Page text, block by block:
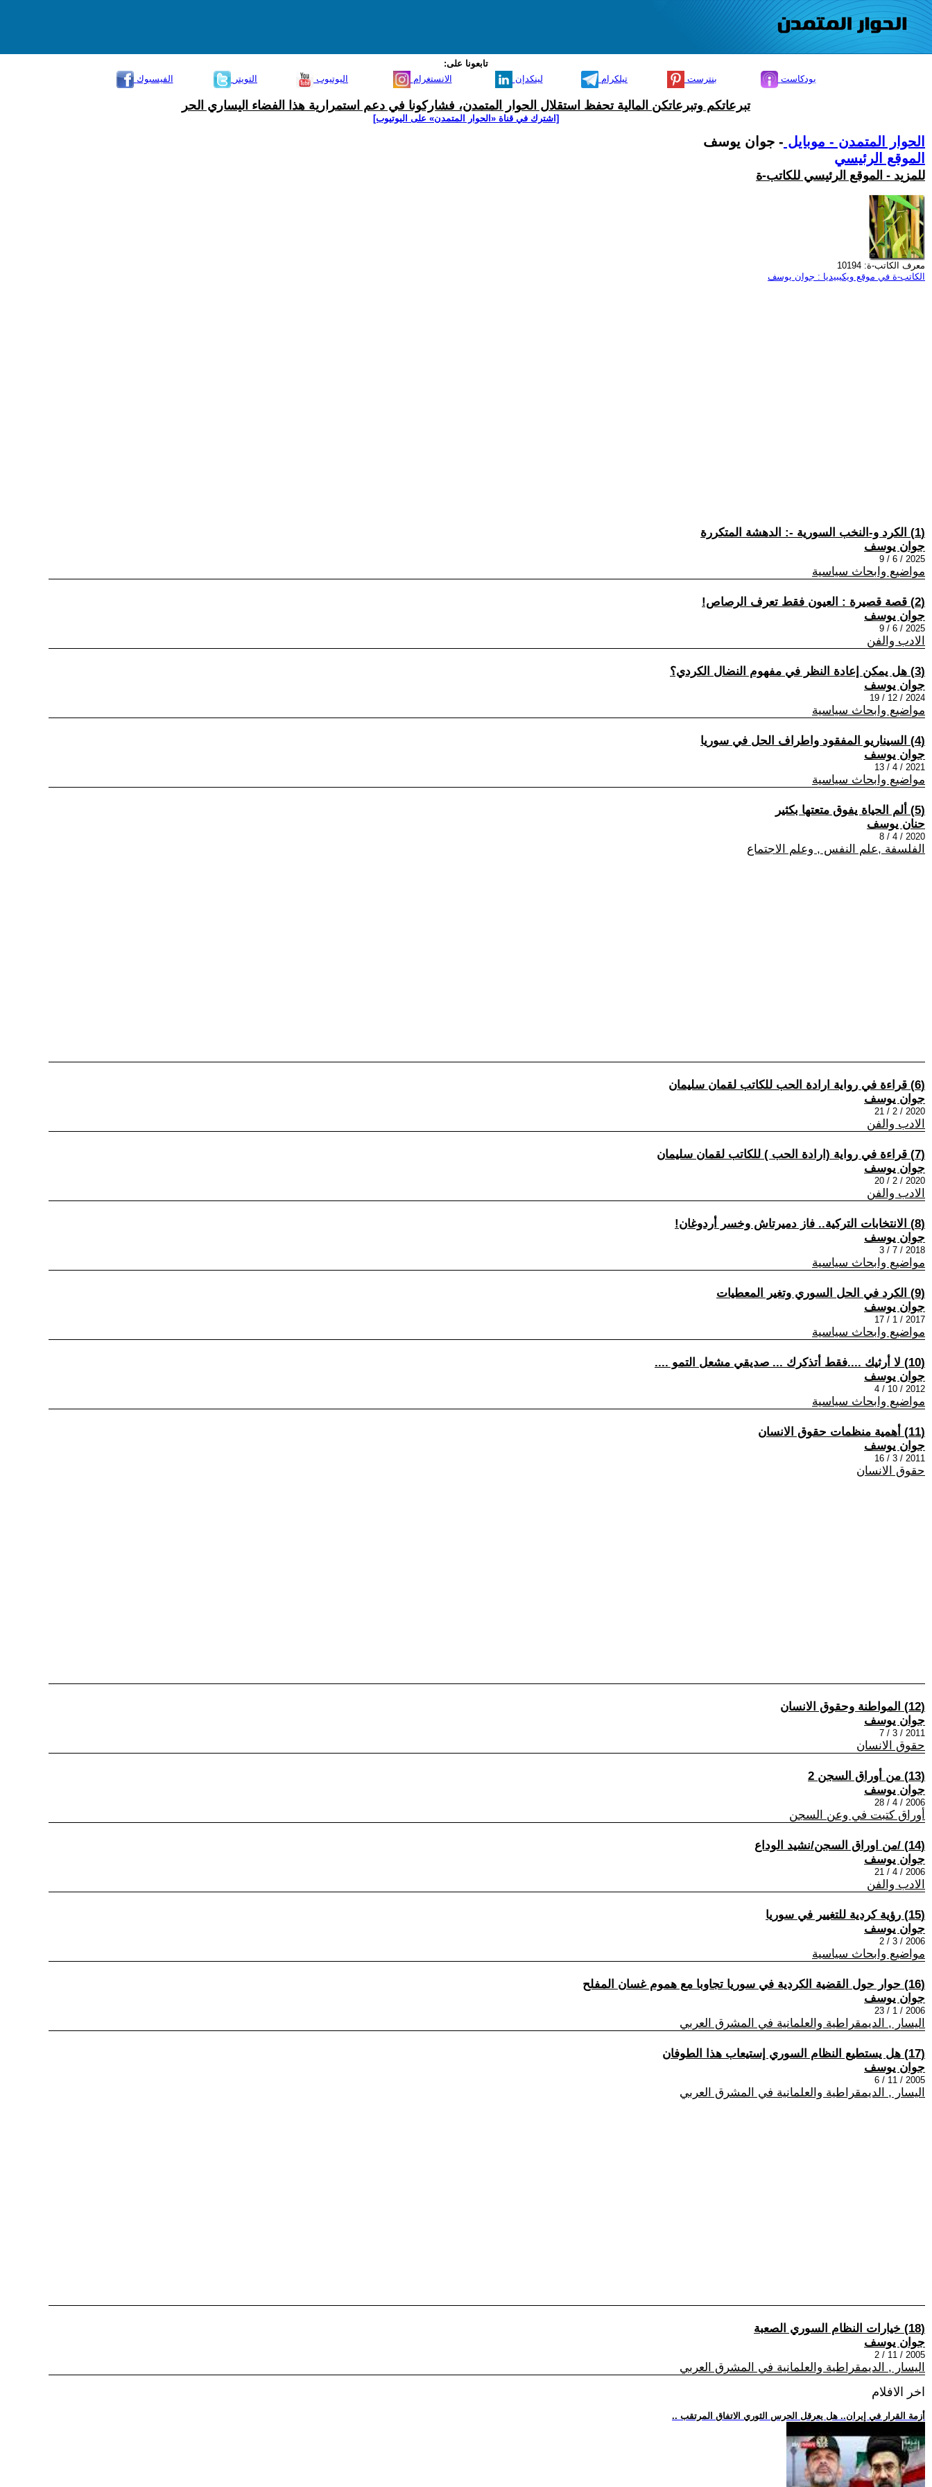
تابعونا على:
الفيسبوك
التويتر اليوتيوب الانستغرام لينكدإن تيلكرام بنترست بودكاست
تبرعاتكم وتبرعاتكن المالية تحفظ استقلال الحوار المتمدن، فشاركونا في دعم استمرارية هذا الفضاء اليساري الحر
[اشترك في قناة ‫«الحوار المتمدن» على اليوتيوب]
الحوار المتمدن - موبايل - جوان يوسف
الموقع الرئيسي
للمزيد - الموقع الرئيسي للكاتب-ة
معرف الكاتب-ة: 10194
الكاتب-ة في موقع ويكيبيديا : جوان يوسف
(1) الكرد و-النخب السورية -: الدهشة المتكررة
جوان يوسف
2025 / 6 / 9
مواضيع وابحاث سياسية
(2) قصة قصيرة : العيون فقط تعرف الرصاص!
جوان يوسف
2025 / 6 / 9
الادب والفن
(3) هل يمكن إعادة النظر في مفهوم النضال الكردي؟
جوان يوسف
2024 / 12 / 19
مواضيع وابحاث سياسية
(4) السيناريو المفقود واطراف الحل في سوريا
جوان يوسف
2021 / 4 / 13
مواضيع وابحاث سياسية
(5) ألم الحياة يفوق متعتها بكثير
حنان يوسف
2020 / 4 / 8
الفلسفة ,علم النفس , وعلم الاجتماع
(6) قراءة في رواية ارادة الحب للكاتب لقمان سليمان
جوان يوسف
2020 / 2 / 21
الادب والفن
(7) قراءة في رواية (ارادة الحب ) للكاتب لقمان سليمان
جوان يوسف
2020 / 2 / 20
الادب والفن
(8) الانتخابات التركية.. فاز دميرتاش وخسر أردوغان!
جوان يوسف
2018 / 7 / 3
مواضيع وابحاث سياسية
(9) الكرد في الحل السوري وتغير المعطيات
جوان يوسف
2017 / 1 / 17
مواضيع وابحاث سياسية
(10) لا أرثيك ....فقط أتذكرك ... صديقي مشعل التمو ....
جوان يوسف
2012 / 10 / 4
مواضيع وابحاث سياسية
(11) أهمية منظمات حقوق الانسان
جوان يوسف
2011 / 3 / 16
حقوق الانسان
(12) المواطنة وحقوق الانسان
جوان يوسف
2011 / 3 / 7
حقوق الانسان
(13) من أوراق السجن 2
جوان يوسف
2006 / 4 / 28
أوراق كتبت في وعن السجن
(14) /من اوراق السجن/نشيد الوداع
جوان يوسف
2006 / 4 / 21
الادب والفن
(15) رؤية كردية للتغيير في سوريا
جوان يوسف
2006 / 3 / 2
مواضيع وابحاث سياسية
(16) حوار حول القضية الكردية في سوريا تجاوبا مع هموم غسان المفلح
جوان يوسف
2006 / 1 / 23
اليسار , الديمقراطية والعلمانية في المشرق العربي
(17) هل يستطيع النظام السوري إستيعاب هذا الطوفان
جوان يوسف
2005 / 11 / 6
اليسار , الديمقراطية والعلمانية في المشرق العربي
(18) خيارات النظام السوري الصعبة
جوان يوسف
2005 / 11 / 2
اليسار , الديمقراطية والعلمانية في المشرق العربي
اخر الافلام
.. أزمة القرار في إيران.. هل يعرقل الحرس الثوري الاتفاق المرتقب